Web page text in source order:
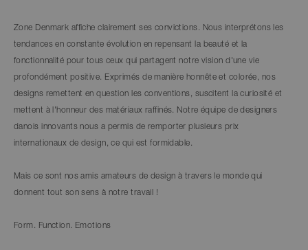
Zone Denmark affiche clairement ses convictions. Nous interprétons les
tendances en constante évolution en repensant la beauté et la
fonctionnalité pour tous ceux qui partagent notre vision d'une vie
profondément positive. Exprimés de manière honnête et colorée, nos
designs remettent en question les conventions, suscitent la curiosité et
mettent à l'honneur des matériaux raffinés. Notre équipe de designers
danois innovants nous a permis de remporter plusieurs prix
internationaux de design, ce qui est formidable.
Mais ce sont nos amis amateurs de design à travers le monde qui
donnent tout son sens à notre travail !
Form. Function. Emotions